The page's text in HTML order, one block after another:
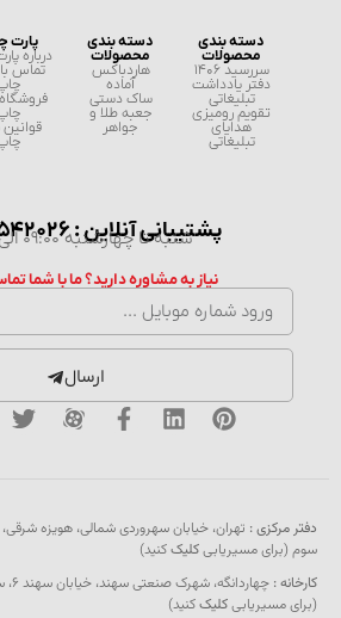
یادداشت
رومیزی
دسته بندی
محصولات
هاردباکس
آماده
ساک دستی
جعبه طلا و
پارت چاپ
درباره پارت چاپ
تماس با پارت
فروشگاه پارت
چاپ
قوانین پارت
پشتیبانی آنلاین : 9542026 - 0903
شنبه تا چهارشنبه 09:00 الی 18:00
نیاز به مشاوره دارید؟ ما با شما تماس میگیریم.
مسیریابیکلیککنید)
کلیککنید)